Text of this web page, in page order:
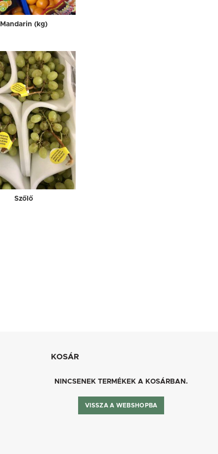
Mandarin (kg)
Szőlő
KOSÁR
NINCSENEK TERMÉKEK A KOSÁRBAN.
VISSZA A WEBSHOPBA